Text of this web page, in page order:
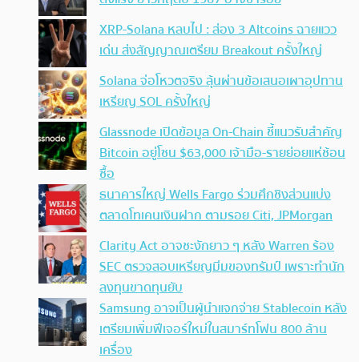
XRP-Solana หลบไป : ส่อง 3 Altcoins ฉายแวว
เด่น ส่งสัญญาณเตรียม Breakout ครั้งใหญ่
Solana จ่อโหวตจริง ลุ้นผ่านข้อเสนอเผาอุปทาน
เหรียญ SOL ครั้งใหญ่
Glassnode เปิดข้อมูล On-Chain ชี้แนวรับสำคัญ
Bitcoin อยู่โซน $63,000 เจ้ามือ-รายย่อยแห่ช้อน
ซื้อ
ธนาคารใหญ่ Wells Fargo ร่วมศึกชิงส่วนแบ่ง
ตลาดโทเคนเงินฝาก ตามรอย Citi, JPMorgan
Clarity Act อาจชะงักยาว ๆ หลัง Warren ร้อง
SEC ตรวจสอบเหรียญมีมของทรัมป์ เพราะทำนัก
ลงทุนขาดทุนยับ
Samsung อาจเป็นผู้นำแจกจ่าย Stablecoin หลัง
เตรียมเพิ่มฟีเจอร์ใหม่ในสมาร์ทโฟน 800 ล้าน
เครื่อง